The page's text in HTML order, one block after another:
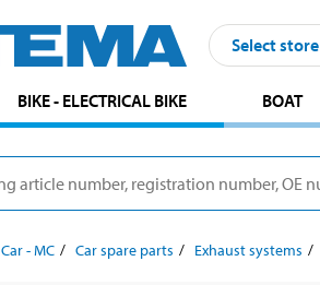
Select store
BIKE - ELECTRICAL BIKE BOAT
Car - MC Car spare parts Exhaust systems